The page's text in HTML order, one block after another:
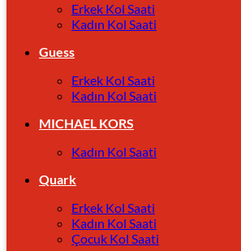
Erkek Kol Saati
Kadın Kol Saati
Guess
Erkek Kol Saati
Kadın Kol Saati
MICHAEL KORS
Kadın Kol Saati
Quark
Erkek Kol Saati
Kadın Kol Saati
Çocuk Kol Saati